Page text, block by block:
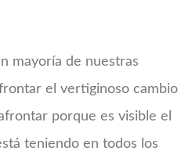
mayoría de nuestras
el vertiginoso cambio
porque es visible el
teniendo en todos los